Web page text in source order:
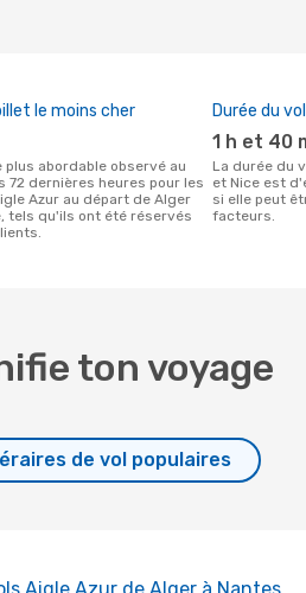
le moins cher
72 dernières heures pour les
Azur au départ de Alger
tels qu'ils ont été réservés
Durée du vol
1 h et 40
La durée du vol Aigle Azur entre Alger
et Nice est
si elle peut
facteurs.
ton voyage
de vol populaires